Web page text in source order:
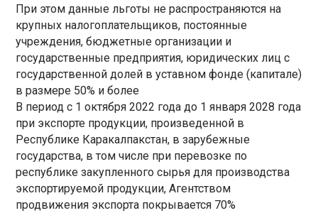
При этом данные льготы не распространяются на
крупных налогоплательщиков, постоянные
учреждения, бюджетные организации и
государственные предприятия, юридических лиц с
государственной долей в уставном фонде (капитале)
в размере 50% и более
В период с 1 октября 2022 года до 1 января 2028 года
при экспорте продукции, произведенной в
Республике Каракалпакстан, в зарубежные
государства, в том числе при перевозке по
республике закупленного сырья для производства
экспортируемой продукции, Агентством
продвижения экспорта покрывается 70%